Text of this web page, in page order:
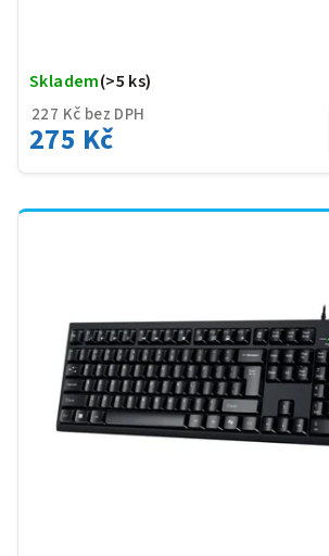
227 Kč bez DPH
275 Kč
Skladem(>5 ks)